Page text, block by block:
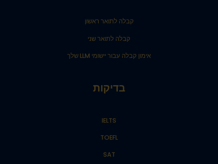
קבלה לתואר ראשון
קבלה לתואר שני
אימון קבלה עבור יישומי LLM שלך
בדיקות
IELTS
TOEFL
SAT